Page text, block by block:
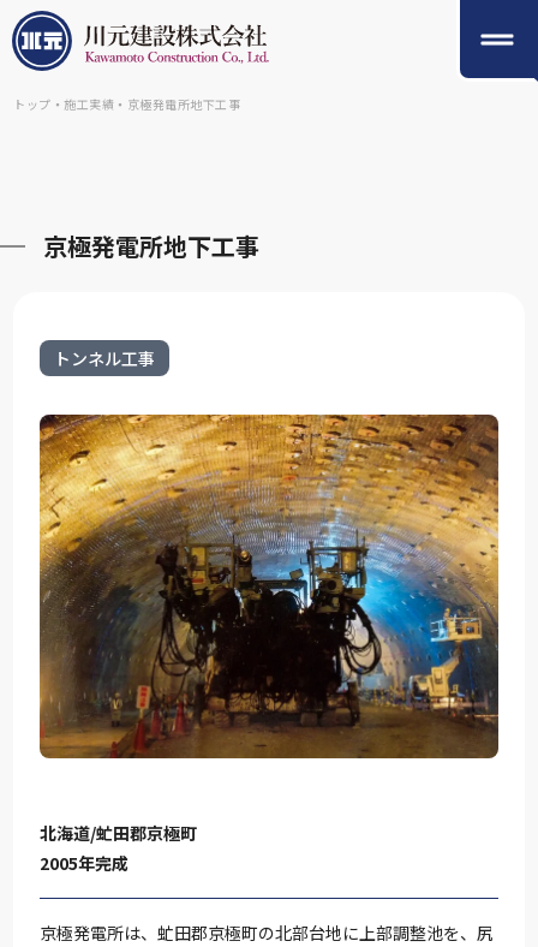
トップ ・施工実績 ・ 京極発電所地下工事
京極発電所地下工事
トンネル工事
北海道/虻田郡京極町
2005年完成
京極発電所は、虻田郡京極町の北部台地に上部調整池を、尻